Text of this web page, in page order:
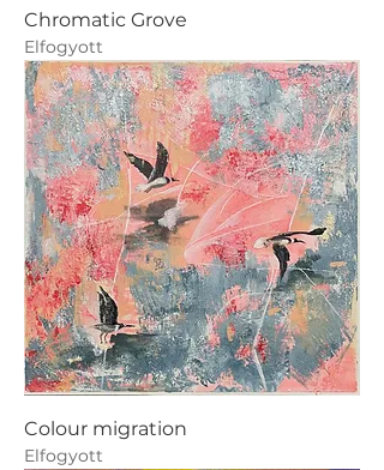
Chromatic Grove
Elfogyott
Colour migration
Elfogyott